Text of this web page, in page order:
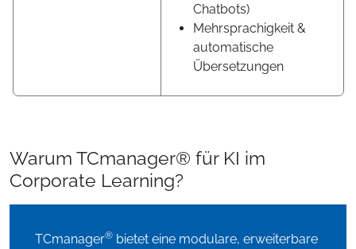
Chatbots)
Mehrsprachigkeit &
automatische
Übersetzungen
Warum TCmanager® für KI im
Corporate Learning?
TCmanager® bietet eine modulare, erweiterbare